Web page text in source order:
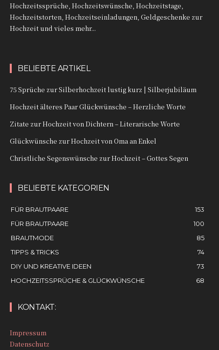
Hochzeitssprüche, Hochzeitswünsche, Hochzeitstage,
Hochzeitstorten, Hochzeitseinladungen, Geldgeschenke zur
Hochzeit und vieles mehr...
BELIEBTE ARTIKEL
75 Sprüche zur Silberhochzeit lustig kurz | Silberjubiläum
Hochzeit älteres Paar Glückwünsche – Herzliche Worte
Zitate zur Hochzeit von Dichtern – Literarische Worte
Glückwünsche zur Hochzeit von Oma an Enkel
Christliche Segenswünsche zur Hochzeit – Gottes Segen
BELIEBTE KATEGORIEN
FÜR BRAUTPAARE
153
FÜR BRAUTPAARE
100
BRAUTMODE
85
TIPPS & TRICKS
74
DIY UND KREATIVE IDEEN
73
HOCHZEITSSPRÜCHE & GLÜCKWÜNSCHE
68
KONTAKT:
Impressum
Datenschutz